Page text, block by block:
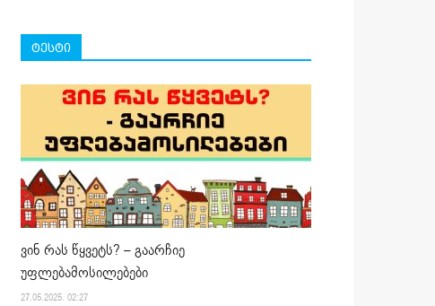
ტესტი
ვინ რას წყვეტს? – გაარჩიე
უფლებამოსილებები
27.05.2025. 02:27